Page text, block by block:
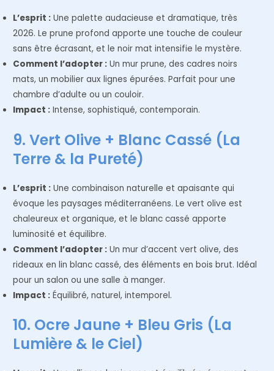
L’esprit : Une palette audacieuse et dramatique, très
2026. Le prune profond apporte une touche de couleur
sans être écrasant, et le noir mat intensifie le mystère.
Comment l’adopter : Un mur prune, des cadres noirs
mats, un mobilier aux lignes épurées. Parfait pour une
chambre d’adulte ou un couloir.
Impact : Intense, sophistiqué, contemporain.
9. Vert Olive + Blanc Cassé (La
Terre & la Pureté)
L’esprit : Une combinaison naturelle et apaisante qui
évoque les paysages méditerranéens. Le vert olive est
chaleureux et organique, et le blanc cassé apporte
luminosité et équilibre.
Comment l’adopter : Un mur d’accent vert olive, des
rideaux en lin blanc cassé, des éléments en bois brut. Idéal
pour un salon ou une salle à manger.
Impact : Équilibré, naturel, intemporel.
10. Ocre Jaune + Bleu Gris (La
Lumière & le Ciel)